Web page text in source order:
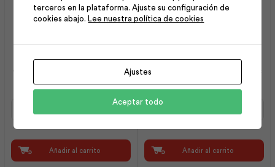
Alutecho Galvalume
0.30X1012X4200 | Kubiec
Galvalume
0.30X1012X4200
Kubiec
cantidad
Añadir al carrito
Alutecho Galvalume
0.30x1012x4500 | Kubiec
Alutecho
Galvalume
Kubiec
cantidad
Añadir al carrito
terceros en la plataforma. Ajuste su configuración de
cookies abajo. Lee nuestra política de cookies
Ajustes
Aceptar todo